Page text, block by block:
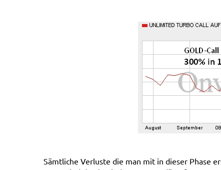
Sämtliche Verluste die man mit in dieser Phase